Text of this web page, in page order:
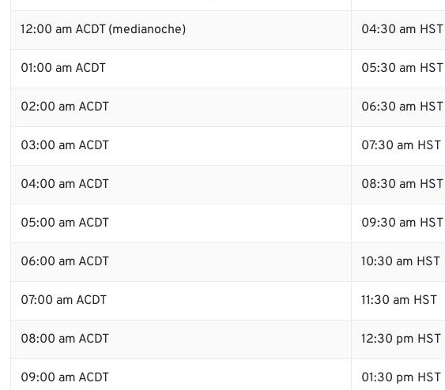
12:00 am ACDT (medianoche) 04:30 am HST
01:00 am ACDT 05:30 am HST
02:00 am ACDT 06:30 am HST
03:00 am ACDT 07:30 am HST
04:00 am ACDT 08:30 am HST
05:00 am ACDT 09:30 am HST
06:00 am ACDT 10:30 am HST
07:00 am ACDT 11:30 am HST
08:00 am ACDT 12:30 pm HST
09:00 am ACDT 01:30 pm HST